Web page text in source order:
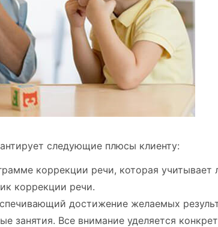
следующие плюсы клиенту:
коррекции речи, которая
коррекции речи.
достижение желаемых
занятия. Все внимание уделяется